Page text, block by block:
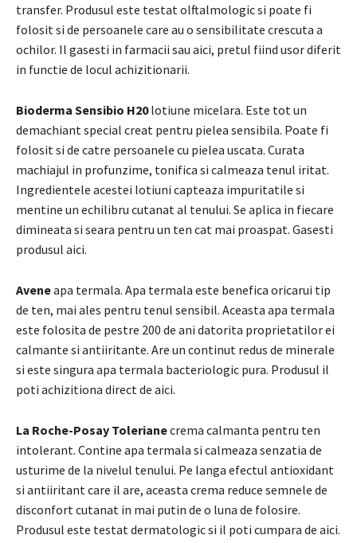
transfer. Produsul este testat olftalmologic si poate fi
folosit si de persoanele care au o sensibilitate crescuta a
ochilor. Il gasesti in farmacii sau aici, pretul fiind usor diferit
in functie de locul achizitionarii.
Bioderma Sensibio H20lotiune micelara. Este tot un
demachiant special creat pentru pielea sensibila. Poate fi
folosit si de catre persoanele cu pielea uscata. Curata
machiajul in profunzime, tonifica si calmeaza tenul iritat.
Ingredientele acestei lotiuni capteaza impuritatile si
mentine un echilibru cutanat al tenului. Se aplica in fiecare
dimineata si seara pentru un ten cat mai proaspat. Gasesti
produsul aici.
Aveneapa termala. Apa termala este benefica oricarui tip
de ten, mai ales pentru tenul sensibil. Aceasta apa termala
este folosita de pestre 200 de ani datorita proprietatilor ei
calmante si antiiritante. Are un continut redus de minerale
si este singura apa termala bacteriologic pura. Produsul il
poti achizitiona direct de aici.
La Roche-Posay Tolerianecrema calmanta pentru ten
intolerant. Contine apa termala si calmeaza senzatia de
usturime de la nivelul tenului. Pe langa efectul antioxidant
si antiiritant care il are, aceasta crema reduce semnele de
disconfort cutanat in mai putin de o luna de folosire.
Produsul este testat dermatologic si il poti cumpara de aici.